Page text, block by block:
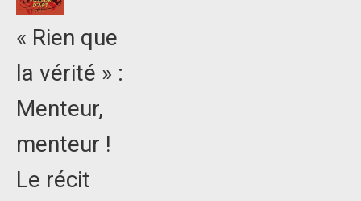
« Rien que
la vérité » :
Menteur,
menteur !
Le récit